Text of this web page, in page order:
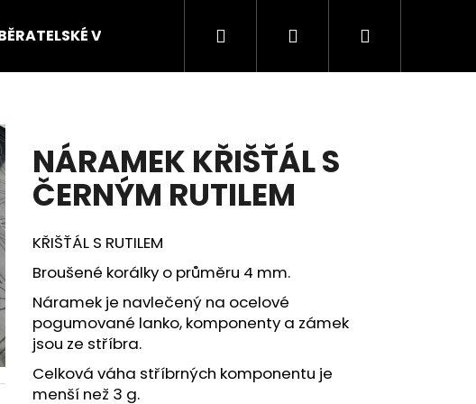
VZORKY FIGURKY ZVÍŘAT Z
Hledat PřihlášeníNákupní
NÁRAMEK KŘIŠŤÁL S
ČERNÝM RUTILEM
KŘIŠŤÁL S RUTILEM
Broušené korálky o průměru 4 mm.
Náramek je navlečený na ocelové
pogumované lanko, komponenty a zámek
jsou ze stříbra.
Celková váha stříbrných komponentu je
menší než 3 g.
PŘÍPRAVU VODY, VELIKOST 2 –